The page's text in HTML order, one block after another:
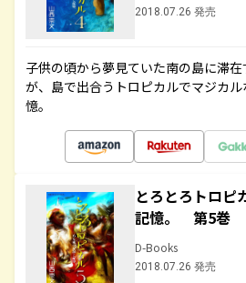
2018.07.26 発売
子供の頃から夢見ていた南の島に滞
が、島で出合うトロピカルでマジカ
憶。
とろとろトロ
記憶。 第5巻
D-Books
2018.07.26 発売